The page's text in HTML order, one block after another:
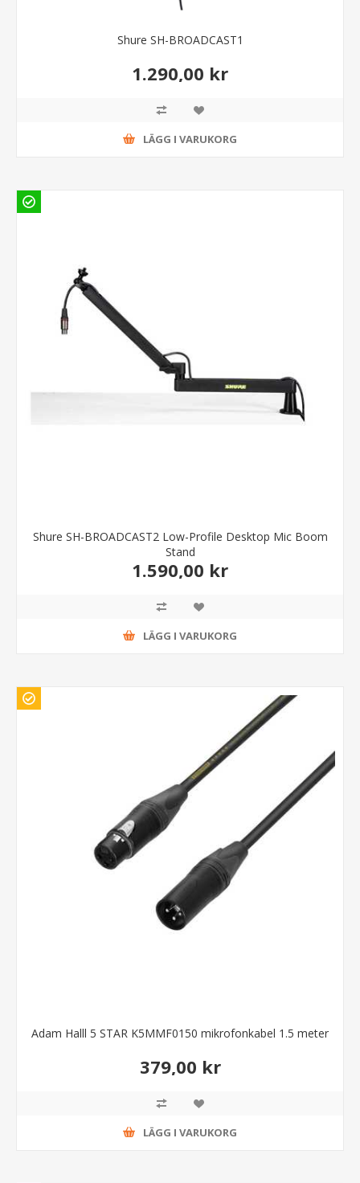
Shure SH-BROADCAST1
1.290,00 kr
LÄGG I VARUKORG
Shure SH-BROADCAST2 Low-Profile Desktop Mic Boom
Stand
1.590,00 kr
LÄGG I VARUKORG
Adam Halll 5 STAR K5MMF0150 mikrofonkabel 1.5 meter
379,00 kr
LÄGG I VARUKORG